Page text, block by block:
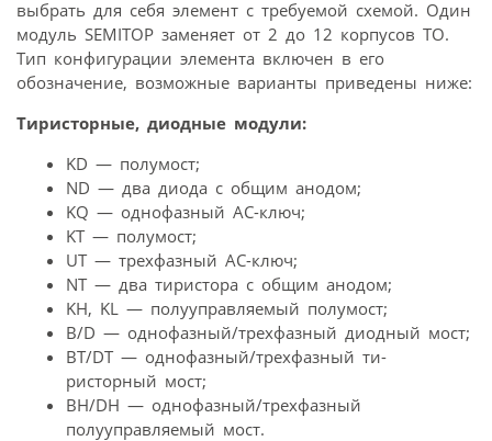
выбрать для себя элемент с требуемой схемой. Один
модуль SEMITOP заменяет от 2 до 12 корпусов ТО.
Тип конфигурации элемента включен в его
обозначение, возможные варианты приведены ниже:
Тиристорные, диодные модули:
KD — полумост;
ND — два диода с общим анодом;
KQ — однофазный АС-ключ;
KT — полумост;
UT — трехфазный АС-ключ;
NT — два тиристора с общим анодом;
KH, KL — полууправляемый полумост;
В/D — однофазный/трехфазный диодный мост;
BT/DT — однофазный/трехфазный ти-
ристорный мост;
BН/DН — однофазный/трехфазный
полууправляемый мост.